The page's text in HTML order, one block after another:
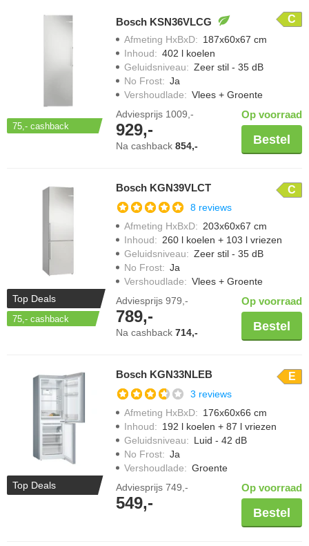
75,- cashback
Bosch KSN36VLCG C
Afmeting HxBxD: 187x60x67 cm
Inhoud: 402 l koelen
Geluidsniveau: Zeer stil - 35 dB
No Frost: Ja
Vershoudlade: Vlees + Groente
Adviesprijs 1009,-
929,-
Na cashback 854,-
Op voorraad
Bestel
Top Deals
75,- cashback
Bosch KGN39VLCT C
8 reviews
Afmeting HxBxD: 203x60x67 cm
Inhoud: 260 l koelen + 103 l vriezen
Geluidsniveau: Zeer stil - 35 dB
No Frost: Ja
Vershoudlade: Vlees + Groente
Adviesprijs 979,-
789,-
Na cashback 714,-
Op voorraad
Bestel
Top Deals
Bosch KGN33NLEB E
3 reviews
Afmeting HxBxD: 176x60x66 cm
Inhoud: 192 l koelen + 87 l vriezen
Geluidsniveau: Luid - 42 dB
No Frost: Ja
Vershoudlade: Groente
Adviesprijs 749,-
549,-
Op voorraad
Bestel